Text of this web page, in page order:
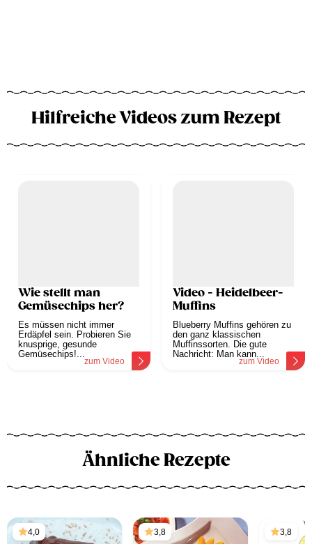
Hilfreiche Videos zum Rezept
Wie stellt man
Gemüsechips her?
Es müssen nicht immer
Erdäpfel sein. Probieren Sie
knusprige, gesunde
Gemüsechips!...
zum Video
Video - Heidelbeer-
Muffins
Blueberry Muffins gehören zu
den ganz klassischen
Muffinssorten. Die gute
Nachricht: Man kann...
zum Video
Ähnliche Rezepte
4,0 3,8 3,8